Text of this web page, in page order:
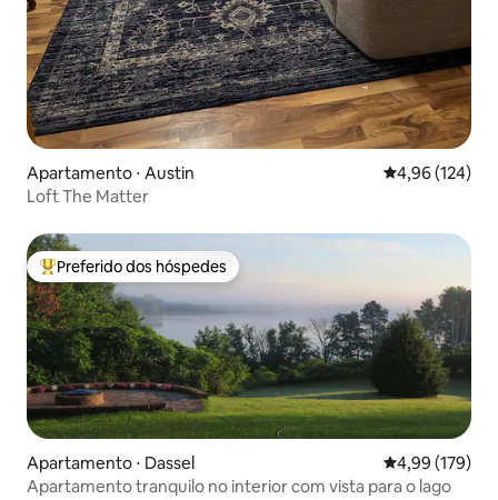
Apartamento ⋅ Austin 4,96 de uma
4,96 (124)
Loft The Matter
Entre os melhores preferidos dos hóspedes
Preferido dos hóspedes
Apartamento ⋅ Dassel 4,99 de uma
4,99 (179)
Apartamento tranquilo no interior com vista para o lago